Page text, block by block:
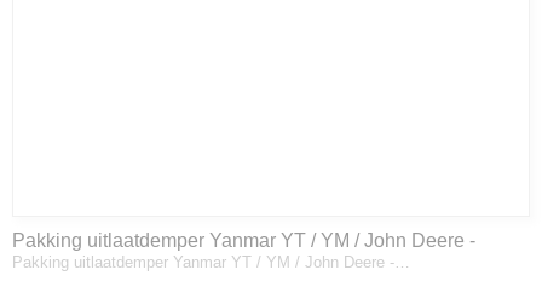
Pakking uitlaatdemper Yanmar YT / YM / John Deere -
128300-13230
Pakking uitlaatdemper Yanmar YT / YM / John Deere -…